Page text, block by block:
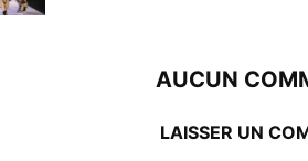
AUCUN
LAISSER UN